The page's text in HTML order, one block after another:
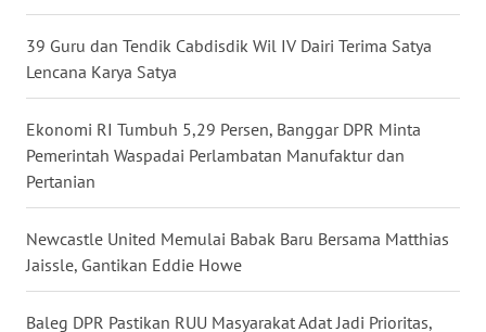
39 Guru dan Tendik Cabdisdik Wil IV Dairi Terima Satya
Lencana Karya Satya
Ekonomi RI Tumbuh 5,29 Persen, Banggar DPR Minta
Pemerintah Waspadai Perlambatan Manufaktur dan
Pertanian
Newcastle United Memulai Babak Baru Bersama Matthias
Jaissle, Gantikan Eddie Howe
Baleg DPR Pastikan RUU Masyarakat Adat Jadi Prioritas,
WN
KALSEL
WN
KALTIM
WN
WN